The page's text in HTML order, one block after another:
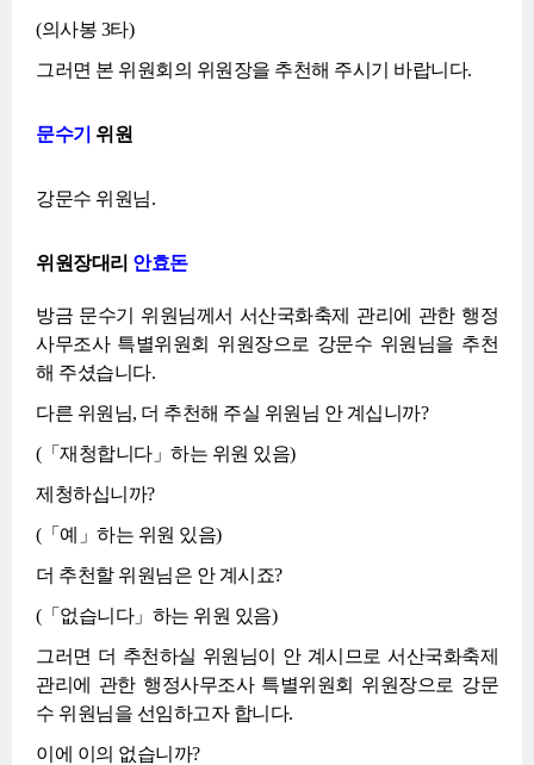
(의사봉 3타)
그러면 본 위원회의 위원장을 추천해 주시기 바랍니다.
문수기 위원
강문수 위원님.
위원장대리 안효돈
방금 문수기 위원님께서 서산국화축제 관리에 관한 행정
사무조사 특별위원회 위원장으로 강문수 위원님을 추천
해 주셨습니다.
다른 위원님, 더 추천해 주실 위원님 안 계십니까?
(「재청합니다」하는 위원 있음)
제청하십니까?
(「예」하는 위원 있음)
더 추천할 위원님은 안 계시죠?
(「없습니다」하는 위원 있음)
그러면 더 추천하실 위원님이 안 계시므로 서산국화축제
관리에 관한 행정사무조사 특별위원회 위원장으로 강문
수 위원님을 선임하고자 합니다.
이에 이의 없습니까?